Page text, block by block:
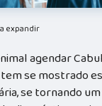
expandir
agendar
se mostrado
se tornando